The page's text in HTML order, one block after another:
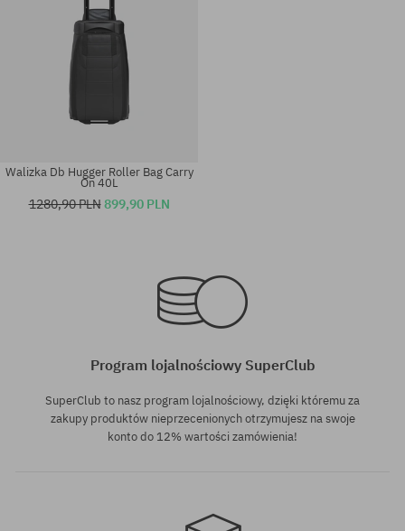
Walizka Db Hugger Roller Bag Carry
On 40L
1280,90 PLN899,90 PLN
Program lojalnościowy SuperClub
SuperClub to nasz program lojalnościowy, dzięki któremu za
zakupy produktów nieprzecenionych otrzymujesz na swoje
konto do 12% wartości zamówienia!